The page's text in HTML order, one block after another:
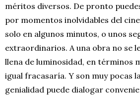
méritos diversos. De pronto
por momentos inolvidables del
solo en algunos minutos, o unos
extraordinarios. A una obra no se
llena de luminosidad, en términos
igual fracasaría. Y son muy pocas
genialidad puede dialogar